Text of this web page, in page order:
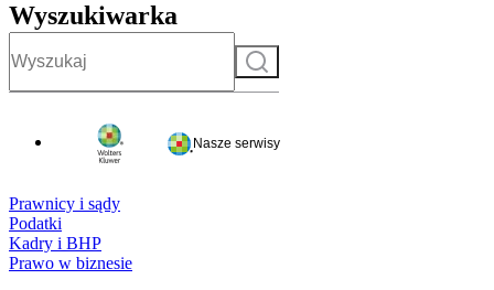
Wyszukiwarka
Szukaj
Nasze serwisy
Prawnicy i sądy
Podatki
Kadry i BHP
Prawo w biznesie